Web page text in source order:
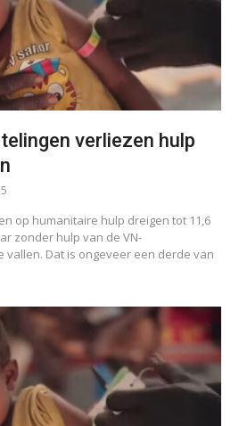
verliezen hulp
op humanitaire hulp dreigen tot 11,6
zonder hulp van de VN-
vallen. Dat is ongeveer een derde van